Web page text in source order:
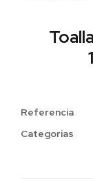
Referencia
Categorias